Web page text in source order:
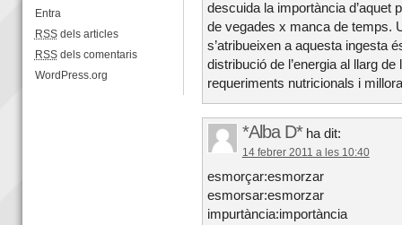
descuida la importància d’aquet
de vegades x manca de temps.
s’atribueixen a aquesta ingesta
distribució de l’energia al llarg
requeriments nutricionals i
*Alba D* ha dit:
14 febrer 2011 a les 10:40
esmorçar:esmorzar
esmorsar:esmorzar
impurtància:importància
Entra
RSSdels articles
RSSdels comentaris
WordPress.org